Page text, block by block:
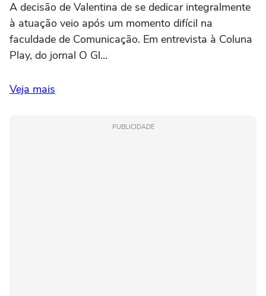
A decisão de Valentina de se dedicar integralmente
à atuação veio após um momento difícil na
faculdade de Comunicação. Em entrevista à Coluna
Play, do jornal O Gl...
Veja mais
PUBLICIDADE